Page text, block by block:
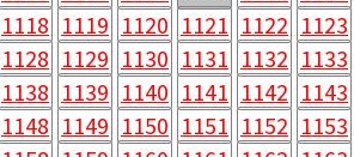
1118 1119 1120 1121 1122 1123
1128 1129 1130 1131 1132 1133
1138 1139 1140 1141 1142 1143
1148 1149 1150 1151 1152 1153